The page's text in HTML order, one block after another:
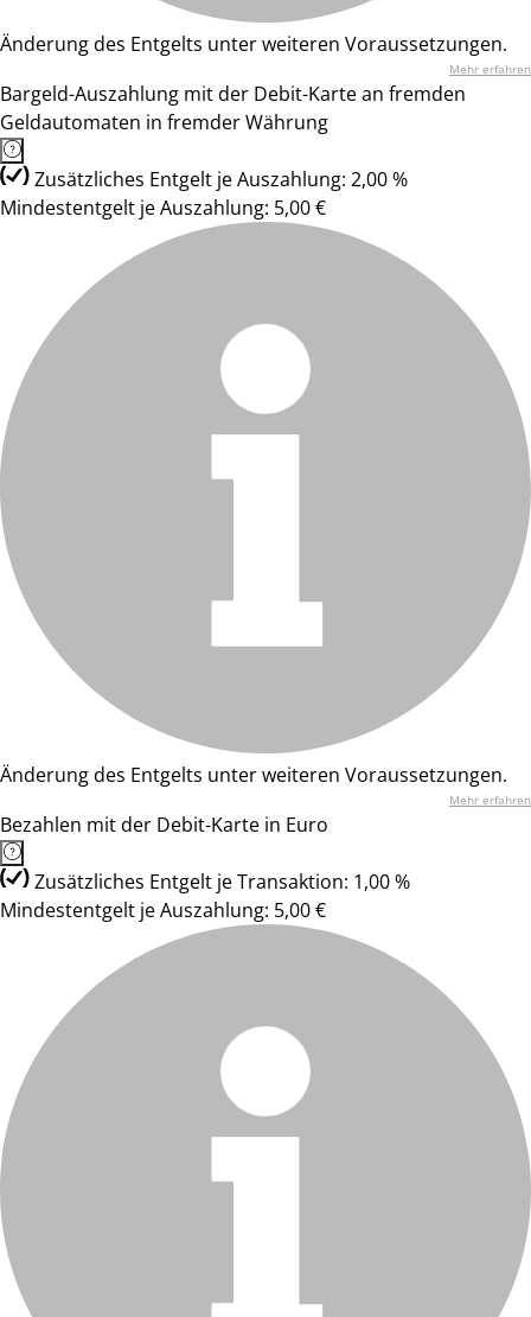
Änderung des Entgelts unter weiteren Voraussetzungen.
Mehr erfahren
Bargeld-Auszahlung mit der Debit-Karte an fremden
Geldautomaten in fremder Währung
Zusätzliches Entgelt je Auszahlung: 2,00 %
Mindestentgelt je Auszahlung: 5,00 €
Änderung des Entgelts unter weiteren Voraussetzungen.
Mehr erfahren
Bezahlen mit der Debit-Karte in Euro
Zusätzliches Entgelt je Transaktion: 1,00 %
Mindestentgelt je Auszahlung: 5,00 €